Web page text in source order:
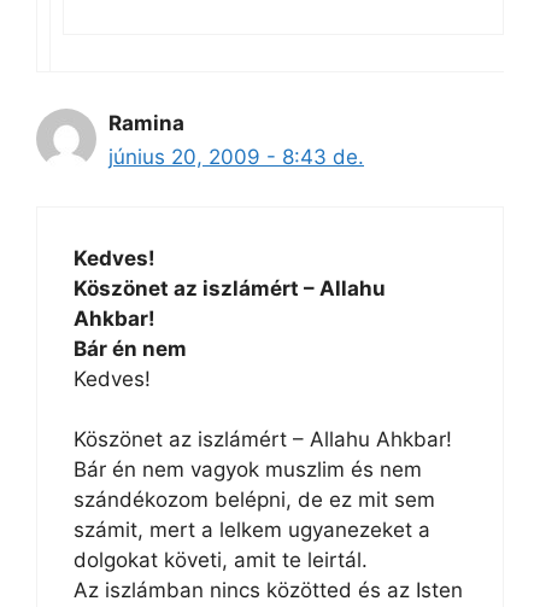
Ramina
június 20, 2009 - 8:43 de.
Kedves!
Köszönet az iszlámért – Allahu
Ahkbar!
Bár én nem
Kedves!
Köszönet az iszlámért – Allahu Ahkbar!
Bár én nem vagyok muszlim és nem
szándékozom belépni, de ez mit sem
számit, mert a lelkem ugyanezeket a
dolgokat követi, amit te leirtál.
Az iszlámban nincs közötted és az Isten